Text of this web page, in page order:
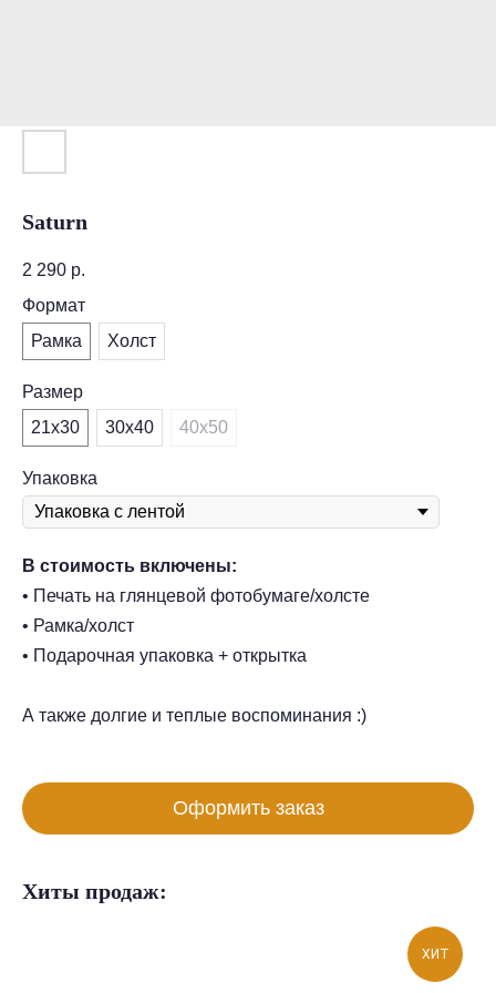
Saturn
2 290 р.
Формат
Рамка
Холст
Размер
21х30
30х40 40х50
Упаковка
В стоимость включены:
• Печать на глянцевой фотобумаге/холсте
• Рамка/холст
• Подарочная упаковка + открытка
А также долгие и теплые воспоминания :)
Оформить заказ
Хиты продаж:
ХИТ